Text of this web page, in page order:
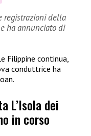
registrazioni della
ha annunciato di
Filippine continua,
conduttrice ha
L’Isola dei
in corso